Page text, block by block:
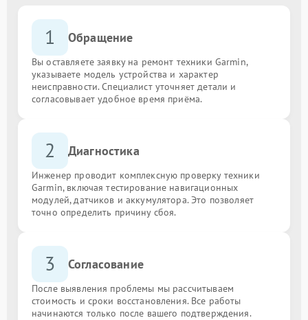
1 Обращение
Вы оставляете заявку на ремонт техники Garmin,
указываете модель устройства и характер
неисправности. Специалист уточняет детали и
согласовывает удобное время приёма.
2 Диагностика
Инженер проводит комплексную проверку техники
Garmin, включая тестирование навигационных
модулей, датчиков и аккумулятора. Это позволяет
точно определить причину сбоя.
3 Согласование
После выявления проблемы мы рассчитываем
стоимость и сроки восстановления. Все работы
начинаются только после вашего подтверждения.